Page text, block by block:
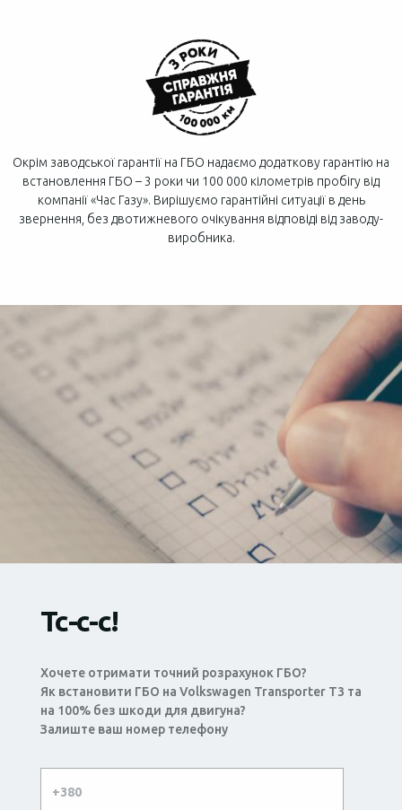
Окрім заводської гарантії на ГБО надаємо додаткову гарантію на
встановлення ГБО – 3 роки чи 100 000 кілометрів пробігу від
компанії «Час Газу». Вирішуємо гарантійні ситуації в день
звернення, без двотижневого очікування відповіді від заводу-
виробника.
Тс-с-с!
Хочете отримати точний розрахунок ГБО?
Як встановити ГБО на Volkswagen Transporter T3 та
на 100% без шкоди для двигуна?
Залиште ваш номер телефону